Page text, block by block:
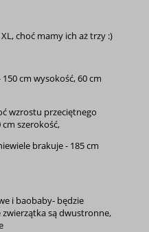
choć mamy ich aż trzy :)
cm wysokość, 60 cm
wzrostu przeciętnego
cm szerokość,
brakuje - 185 cm
i baobaby- będzie
są dwustronne,